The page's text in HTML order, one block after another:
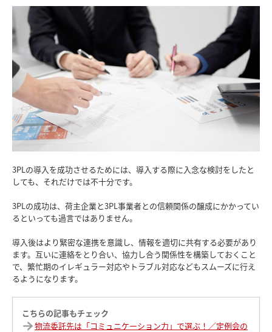
3PLの導入を成功させるためには、導入する際に入念な検討をしたと
しても、それだけでは不十分です。
3PLの成功は、荷主企業と3PL事業者との信頼関係の醸成にかかってい
るといっても過言ではありません。
導入後はより緊密な連携を意識し、情報を適切に共有する必要があり
ます。互いに連絡をとり合い、協力し合う関係性を構築しておくこと
で、繁忙期のイレギュラー対応やトラブル対応などもスムーズに行え
るようになります。
こちらの記事もチェック
物流委託先は「コミュニケーション力」で選ぶ！／定例会の